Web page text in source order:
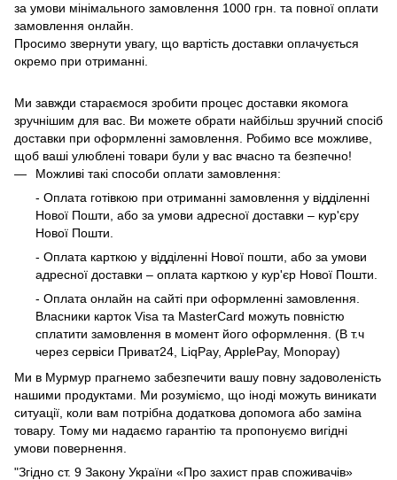
за умови мінімального замовлення 1000 грн. та повної оплати
замовлення онлайн.
Просимо звернути увагу, що вартість доставки оплачується
окремо при отриманні.
Ми завжди стараємося зробити процес доставки якомога
зручнішим для вас. Ви можете обрати найбільш зручний спосіб
доставки при оформленні замовлення. Робимо все можливе,
щоб ваші улюблені товари були у вас вчасно та безпечно!
Можливі такі способи оплати замовлення:
- Оплата готівкою при отриманні замовлення у відділенні
Нової Пошти, або за умови адресної доставки – кур'єру
Нової Пошти.
- Оплата карткою у відділенні Нової пошти, або за умови
адресної доставки – оплата карткою у кур'єр Нової Пошти.
- Оплата онлайн на сайті при оформленні замовлення.
Власники карток Visa та MasterCard можуть повністю
сплатити замовлення в момент його оформлення. (В т.ч
через сервіси Приват24, LiqPay, ApplePay, Monopay)
Ми в Мурмур прагнемо забезпечити вашу повну задоволеність
нашими продуктами. Ми розуміємо, що іноді можуть виникати
ситуації, коли вам потрібна додаткова допомога або заміна
товару. Тому ми надаємо гарантію та пропонуємо вигідні
умови повернення.
"Згідно ст. 9 Закону України «Про захист прав споживачів»